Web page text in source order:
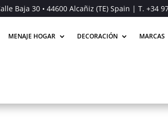
Baja 30 • 44600 Alcañiz (TE) Spain | T. +34
MENAJE HOGAR DECORACIÓN MARCAS